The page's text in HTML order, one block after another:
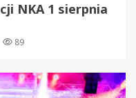
NKA 1 sierpnia
89